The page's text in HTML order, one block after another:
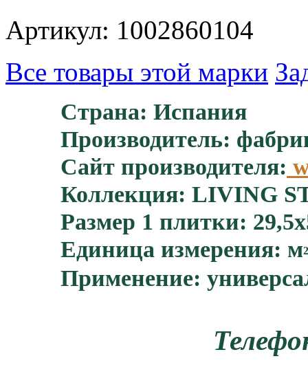
Артикул: 1002860104
Все товары этой марки
Страна: Испания
Производитель:
Сайт производителя:
Коллекция: LIVING
Размер 1 плитки:
Единица измерения: м2
Применение: